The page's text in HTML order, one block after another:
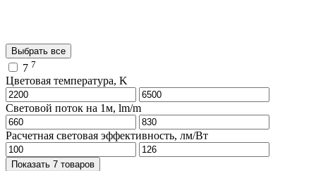
Выбрать все
7 7
Цветовая температура, K
Световой поток на 1м, lm/m
Расчетная световая эффективность, лм/Вт
Показать 7 товаров